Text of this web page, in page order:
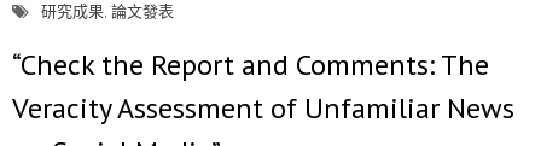
研究成果, 論文發表
“Check the Report and Comments: The
Veracity Assessment of Unfamiliar News